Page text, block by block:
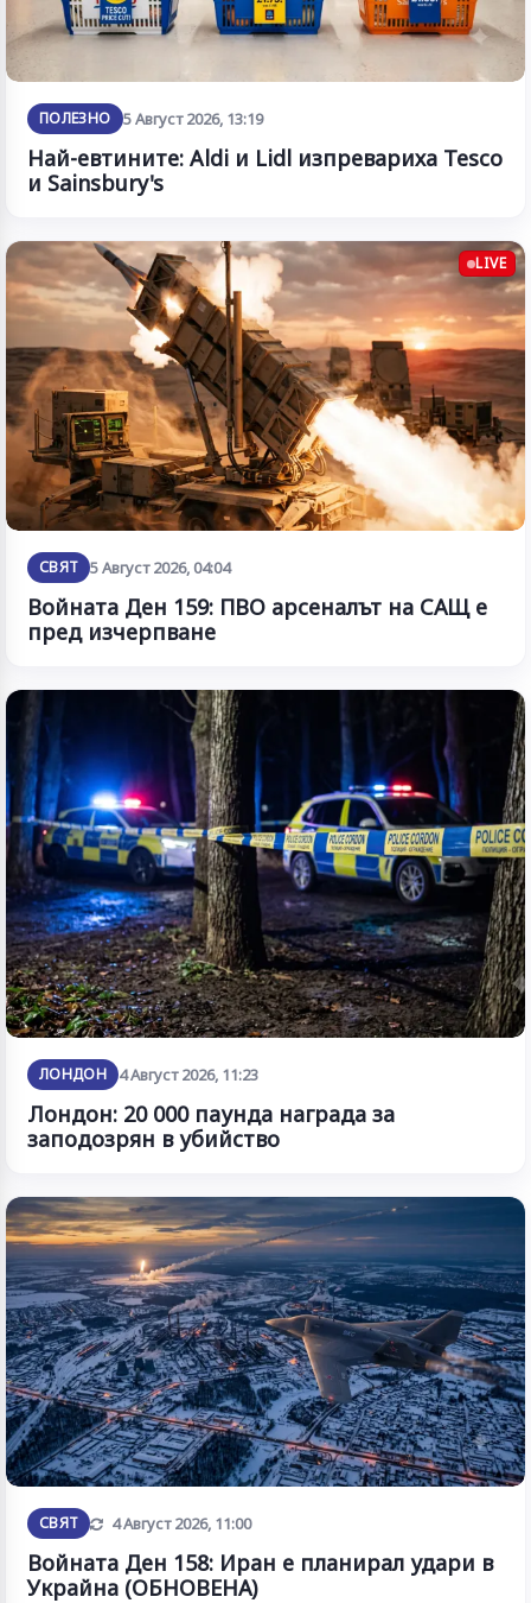
ПОЛЕЗНО 5 Август 2026, 13:19
Най-евтините: Aldi и Lidl изпревариха Tesco
и Sainsbury's
LIVE
СВЯТ 5 Август 2026, 04:04
Войната Ден 159: ПВО арсеналът на САЩ е
пред изчерпване
ЛОНДОН 4 Август 2026, 11:23
Лондон: 20 000 паунда награда за
заподозрян в убийство
СВЯТ Обновена
4 Август 2026, 11:00
Войната Ден 158: Иран е планирал удари в
Украйна (ОБНОВЕНА)